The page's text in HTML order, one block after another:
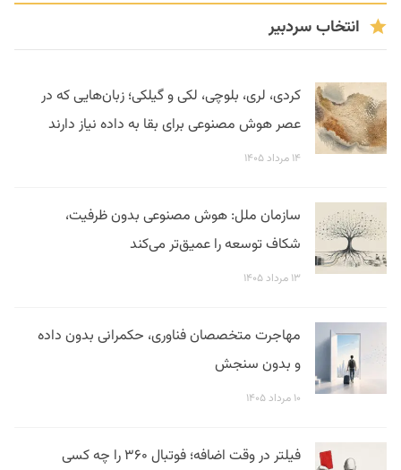
انتخاب سردبیر
کردی، لری، بلوچی، لکی و گیلکی؛ زبان‌هایی که در
عصر هوش مصنوعی برای بقا به داده نیاز دارند
۱۴ مرداد ۱۴۰۵
سازمان ملل: هوش مصنوعی بدون ظرفیت،
شکاف توسعه را عمیق‌تر می‌کند
۱۳ مرداد ۱۴۰۵
مهاجرت متخصصان فناوری، حکمرانی بدون داده
و بدون سنجش
۱۰ مرداد ۱۴۰۵
فیلتر در وقت اضافه؛ فوتبال ۳۶۰ را چه کسی